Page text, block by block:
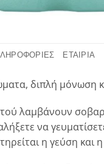
ΕΤΑΙΡΊΑ
διπλή μόνωση
λαμβάνουν
να
η γεύση